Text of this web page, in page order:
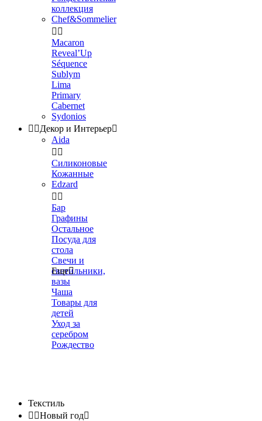
коллекция
Chef&Sommelier
 
Macaron
Reveal’Up
Séquence
Sublym
Lima
Primary
Cabernet
Sydonios
 Декор и Интерьер
Aida
 
Силиконовые
Кожанные
Edzard
 
Бар
Графины
Остальное
Посуда для
стола
Свечи и
светильники,
вазы
Чаша
Товары для
детей
Уход за
серебром
Рождество
Еще
Текстиль
 Новый год